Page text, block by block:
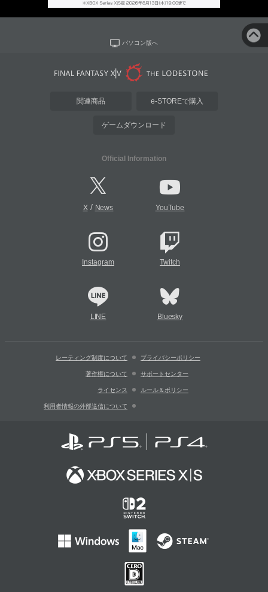
パソコン版へ
関連商品 e-STOREで購入
ゲームダウンロード
Official Information
X/ News YouTube
Instagram Twitch
LINE Bluesky
レーティング制度について プライバシーポリシー
著作権について サポートセンター
ライセンス ルール＆ポリシー
利用者情報の外部送信について